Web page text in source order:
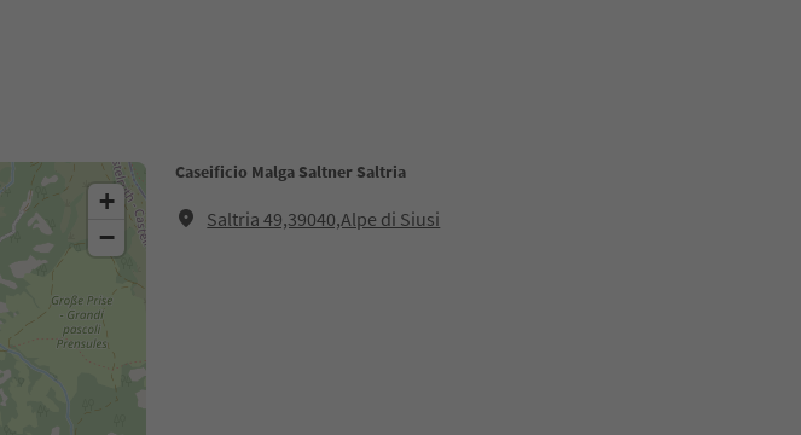
Caseificio Malga Saltner Saltria
Saltria 49,39040,Alpe di Siusi
+
−